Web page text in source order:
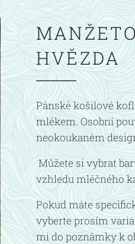
HVĚZDA
Pánské košilové
mlékem. Osobní
neokoukaném
Můžete si vybrat
vzhledu mléčného
Pokud máte
vyberte prosím
mi do poznámky k